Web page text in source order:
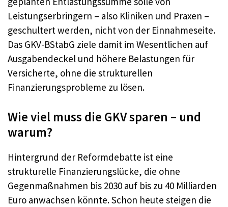
Leistungserbringern – also Kliniken und Praxen –
geschultert werden, nicht von der Einnahmeseite.
Das GKV-BStabG ziele damit im Wesentlichen auf
Ausgabendeckel und höhere Belastungen für
Versicherte, ohne die strukturellen
Finanzierungsprobleme zu lösen.
Wie viel muss die GKV sparen – und
warum?
Hintergrund der Reformdebatte ist eine
strukturelle Finanzierungslücke, die ohne
Gegenmaßnahmen bis 2030 auf bis zu 40 Milliarden
Euro anwachsen könnte. Schon heute steigen die